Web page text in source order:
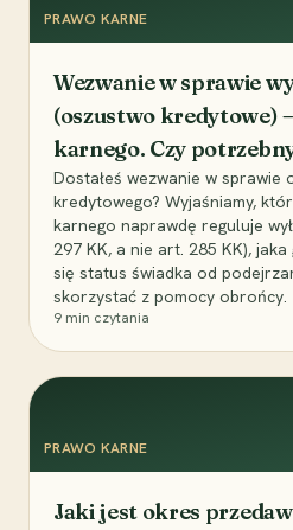
PRAWO KARNE
Wezwanie w sprawie
(oszustwo kredytowe)
karnego. Czy
Dostałeś wezwanie w sprawie
kredytowego? Wyjaśniamy,
karnego naprawdę reguluje
297 KK, a nie art. 285 KK),
się status świadka od
skorzystać z pomocy obrońcy.
9 min czytania
PRAWO KARNE
Jaki jest okres